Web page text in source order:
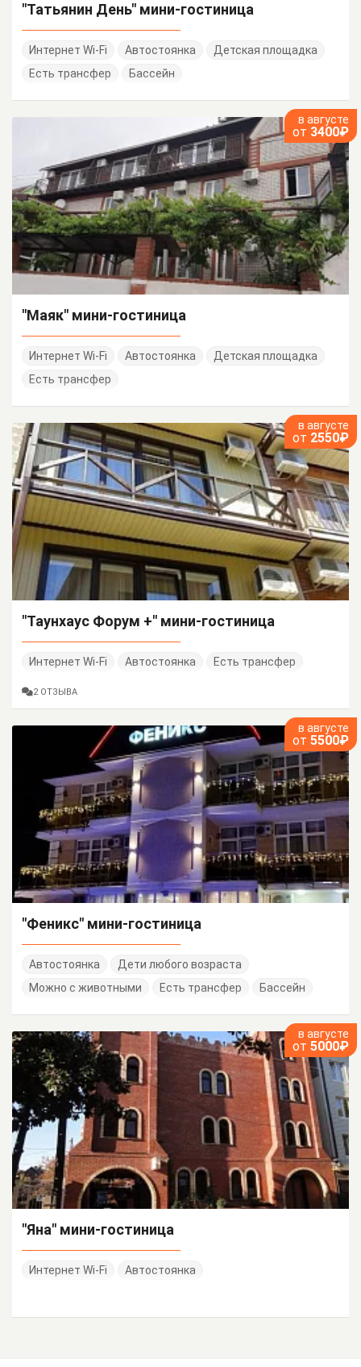
"Татьянин День" мини-гостиница
Интернет Wi-Fi Автостоянка
Детская площадка
Есть трансфер
Бассейн
в августе
от 3400₽
"Маяк" мини-гостиница
Интернет Wi-Fi Автостоянка
Детская площадка
Есть трансфер
в августе
от 2550₽
"Таунхаус Форум +" мини-гостиница
Интернет Wi-Fi Автостоянка Есть трансфер
2 ОТЗЫВА
в августе
от 5500₽
"Феникс" мини-гостиница
Автостоянка
Дети любого возраста
Можно с животными
Есть трансфер Бассейн
в августе
от 5000₽
"Яна" мини-гостиница
Интернет Wi-Fi Автостоянка